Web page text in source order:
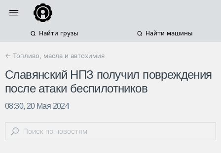
Найти грузы Найти машины
← Топливо, масла и автохимия
Славянский НПЗ получил повреждения
после атаки беспилотников
08:30, 20 Мая 2024